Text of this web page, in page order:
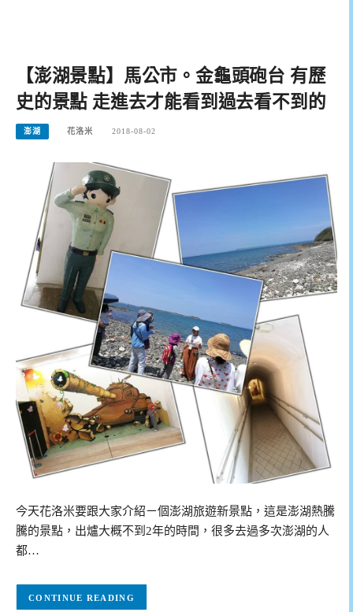
【澎湖景點】馬公市。金龜頭砲台 有歷
史的景點 走進去才能看到過去看不到的
澎湖 花洛米 2018-08-02
今天花洛米要跟大家介紹ㄧ個澎湖旅遊新景點，這是澎湖熱騰
騰的景點，出爐大概不到2年的時間，很多去過多次澎湖的人
都…
CONTINUE READING